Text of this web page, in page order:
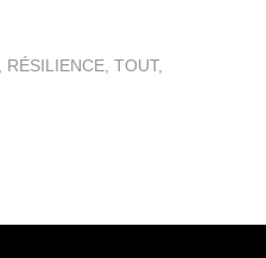
RÉSILIENCE, TOUT,